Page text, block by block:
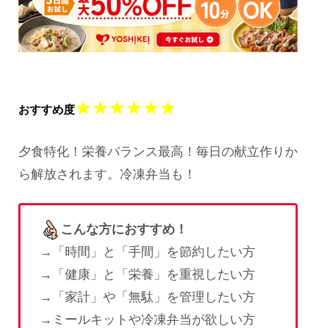
おすすめ度★★★★★★
夕食特化！栄養バランス最高！毎日の献立作りか
ら解放されます。冷凍弁当も！
こんな方におすすめ！
→「時間」と「手間」を節約したい方
→「健康」と「栄養」を重視したい方
→「家計」や「無駄」を管理したい方
→ミールキットや冷凍弁当が欲しい方